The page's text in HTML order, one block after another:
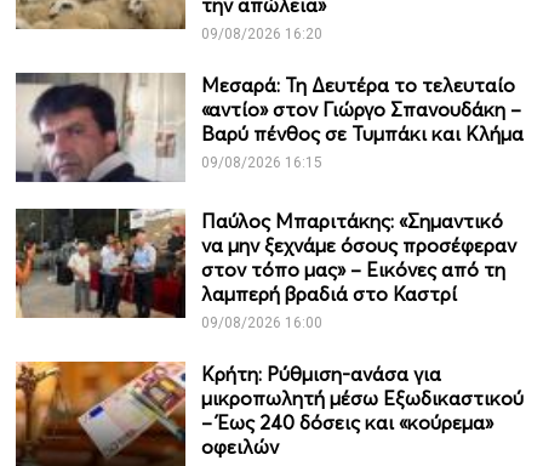
την απώλεια»
09/08/2026 16:20
Μεσαρά: Τη Δευτέρα το τελευταίο
«αντίο» στον Γιώργο Σπανουδάκη –
Βαρύ πένθος σε Τυμπάκι και Κλήμα
09/08/2026 16:15
Παύλος Μπαριτάκης: «Σημαντικό
να μην ξεχνάμε όσους προσέφεραν
στον τόπο μας» – Εικόνες από τη
λαμπερή βραδιά στο Καστρί
09/08/2026 16:00
Κρήτη: Ρύθμιση-ανάσα για
μικροπωλητή μέσω Εξωδικαστικού
– Έως 240 δόσεις και «κούρεμα»
οφειλών